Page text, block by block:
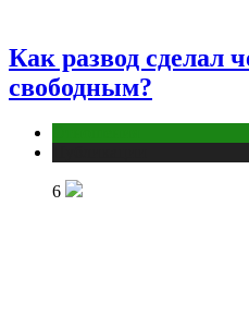
Как развод сделал
свободным?
6